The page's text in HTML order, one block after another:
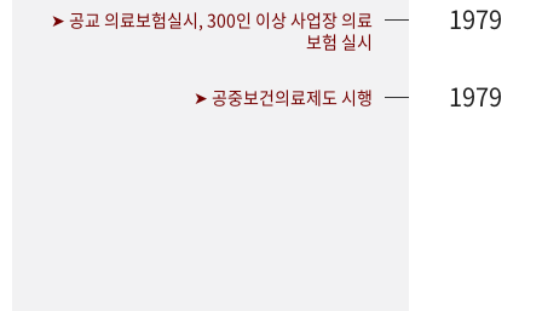
➤ 공교 의료보험실시, 300인 이상 사업장 의료
보험 실시
1979
➤ 공중보건의료제도 시행 1979